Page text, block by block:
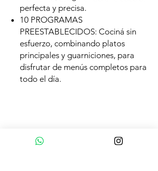
perfecta y precisa.
10 PROGRAMAS
PREESTABLECIDOS: Cociná sin
esfuerzo, combinando platos
principales y guarniciones, para
disfrutar de menús completos para
todo el día.